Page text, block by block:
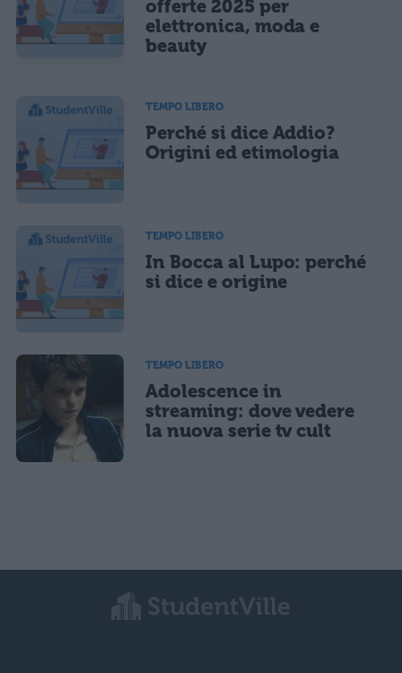
offerte 2025 per
elettronica, moda e
beauty
TEMPO LIBERO
Perché si dice Addio?
Origini ed etimologia
TEMPO LIBERO
In Bocca al Lupo: perché
si dice e origine
TEMPO LIBERO
Adolescence in
streaming: dove vedere
la nuova serie tv cult